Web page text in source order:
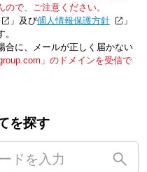
で、ご注意ください。
」及び「個人情報保護方針
」
合に、メールが正しく届かない
」のドメインを受信で
を探す